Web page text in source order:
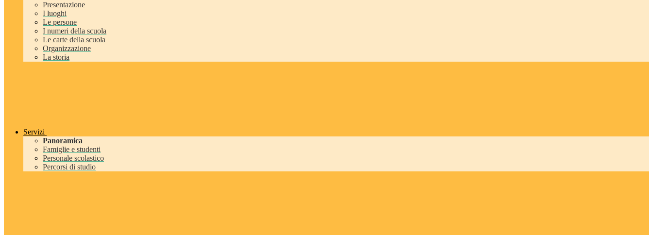
Presentazione
I luoghi
Le persone
I numeri della scuola
Le carte della scuola
Organizzazione
La storia
Servizi
Panoramica
Famiglie e studenti
Personale scolastico
Percorsi di studio